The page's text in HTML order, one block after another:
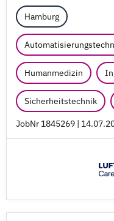
Hamburg
Humanmedizin
Sicherheitstechnik
JobNr 1845269 |